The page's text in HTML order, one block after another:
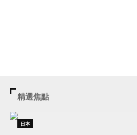
精選焦點
日本